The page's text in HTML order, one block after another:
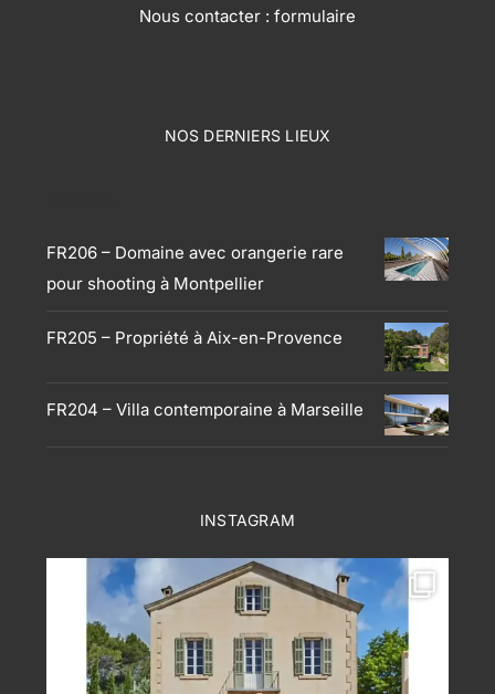
Nous contacter : formulaire
NOS DERNIERS LIEUX
FR206 – Domaine avec orangerie rare
pour shooting à Montpellier
FR205 – Propriété à Aix-en-Provence
FR204 – Villa contemporaine à Marseille
INSTAGRAM